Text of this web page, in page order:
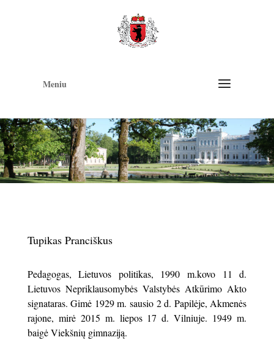
Meniu
Tupikas Pranciškus
Pedagogas, Lietuvos politikas, 1990 m.kovo 11 d.
Lietuvos Nepriklausomybės Valstybės Atkūrimo Akto
signataras. Gimė 1929 m. sausio 2 d. Papilėje, Akmenės
rajone, mirė 2015 m. liepos 17 d. Vilniuje. 1949 m.
baigė Viekšnių gimnaziją.